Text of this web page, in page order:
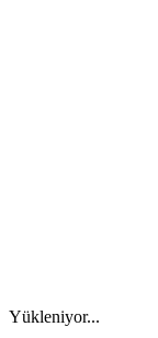
Yükleniyor...